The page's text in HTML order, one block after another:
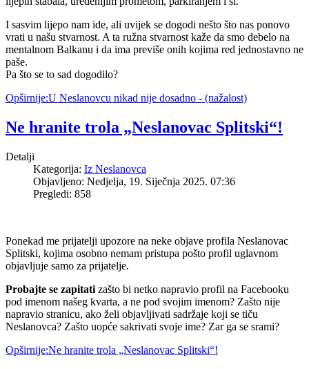
I sasvim lijepo nam ide, ali uvijek se dogodi nešto što nas ponovo
vrati u našu stvarnost. A ta ružna stvarnost kaže da smo debelo na
mentalnom Balkanu i da ima previše onih kojima red jednostavno ne
paše.
Pa što se to sad dogodilo?
Opširnije:U Neslanovcu nikad nije dosadno - (nažalost)
Ne hranite trola „Neslanovac Splitski“!
Detalji
Kategorija: Iz Neslanovca
Objavljeno: Nedjelja, 19. Siječnja 2025. 07:36
Pregledi: 858
Ponekad me prijatelji upozore na neke objave profila Neslanovac
Splitski, kojima osobno nemam pristupa pošto profil uglavnom
objavljuje samo za prijatelje.
Probajte se zapitati zašto bi netko napravio profil na Facebooku
pod imenom našeg kvarta, a ne pod svojim imenom? Zašto nije
napravio stranicu, ako želi objavljivati sadržaje koji se tiču
Neslanovca? Zašto uopće sakrivati svoje ime? Zar ga se srami?
Opširnije:Ne hranite trola „Neslanovac Splitski“!